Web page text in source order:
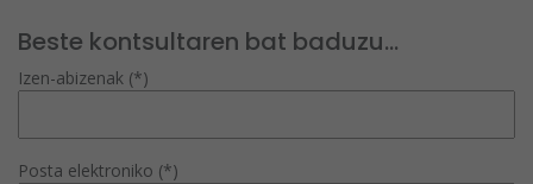
Beste kontsultaren bat baduzu...
Izen-abizenak (*)
Posta elektroniko (*)